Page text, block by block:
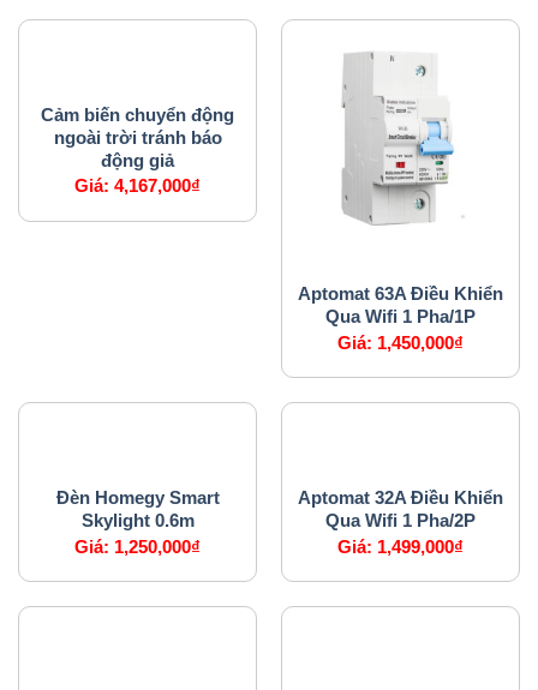
Cảm biến chuyển động
ngoài trời tránh báo
động giả
Giá:4,167,000₫
Aptomat 63A Điều Khiển
Qua Wifi 1 Pha/1P
Giá: 1,450,000₫
Đèn Homegy Smart
Skylight 0.6m
Giá: 1,250,000₫
Aptomat 32A Điều Khiển
Qua Wifi 1 Pha/2P
Giá: 1,499,000₫